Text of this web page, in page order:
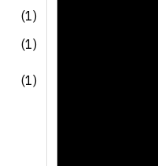
(1)
(1)
(1)